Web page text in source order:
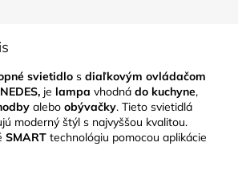
svietidlo s diaľkovým ovládačom
NEDES, je lampa vhodná do kuchyne,
alebo obývačky. Tieto svietidlá
moderný štýl s najvyššou kvalitou.
SMART technológiu pomocou aplikácie